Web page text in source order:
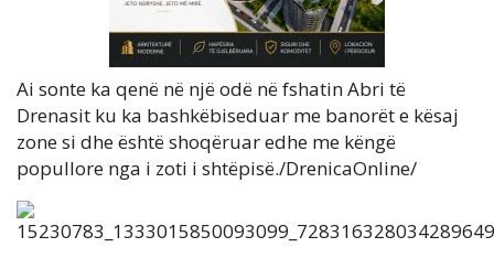
Ai sonte ka qenë në një odë në fshatin Abri të
Drenasit ku ka bashkëbiseduar me banorët e kësaj
zone si dhe është shoqëruar edhe me këngë
popullore nga i zoti i shtëpisë./DrenicaOnline/